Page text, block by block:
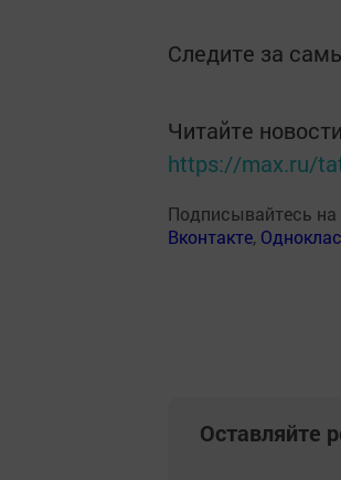
Следите за
Читайте
https://max.ru/
Подписывайтесь
Вконтакте,
Оставляйте